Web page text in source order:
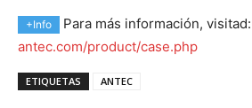
+Info
Para más información, visitad:
antec.com/product/case.php
ETIQUETAS ANTEC